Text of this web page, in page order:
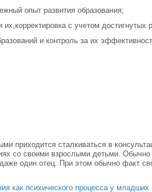
опыт развития образования;
с учетом достигнутых
и контроль за их
приходится сталкиваться в
со своими взрослыми детьми.
один отец. При этом обычно факт
как психического процесса у